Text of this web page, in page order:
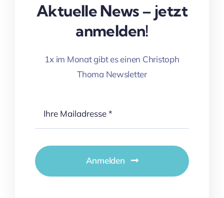
Aktuelle News – jetzt
anmelden!
1x im Monat gibt es einen Christoph
Thoma Newsletter
Anmelden